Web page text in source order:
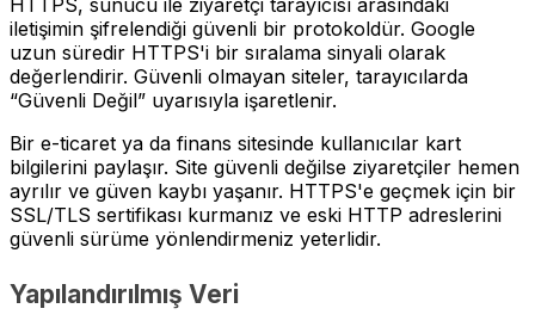
HTTPS, sunucu ile ziyaretçi tarayıcısı arasındaki
iletişimin şifrelendiği güvenli bir protokoldür. Google
uzun süredir HTTPS'i bir sıralama sinyali olarak
değerlendirir. Güvenli olmayan siteler, tarayıcılarda
“Güvenli Değil” uyarısıyla işaretlenir.
Bir e-ticaret ya da finans sitesinde kullanıcılar kart
bilgilerini paylaşır. Site güvenli değilse ziyaretçiler hemen
ayrılır ve güven kaybı yaşanır. HTTPS'e geçmek için bir
SSL/TLS sertifikası kurmanız ve eski HTTP adreslerini
güvenli sürüme yönlendirmeniz yeterlidir.
Yapılandırılmış Veri